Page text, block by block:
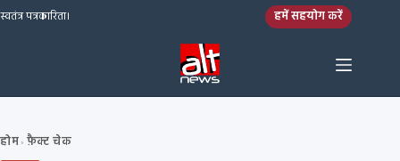
Skip to content
स्वतंत्र पत्रकारिता। हमें सहयोग करें
होम› फ़ैक्ट चेक